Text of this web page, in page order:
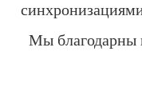
Мы благодарны